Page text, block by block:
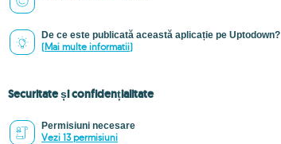
De ce este publicată această aplicație pe Uptodown?
(Mai multe informatii)
Securitate și confidențialitate
Permisiuni necesare
Vezi 13 permisiuni